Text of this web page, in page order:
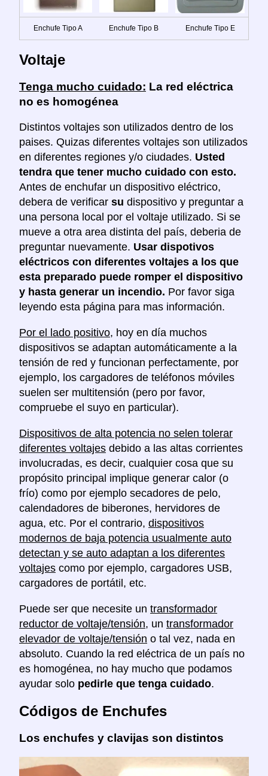
Enchufe Tipo A Enchufe Tipo B Enchufe Tipo E
Voltaje
Tenga mucho cuidado: La red eléctrica
no es homogénea
Distintos voltajes son utilizados dentro de los
paises. Quizas diferentes voltajes son utilizados
en diferentes regiones y/o ciudades. Usted
tendra que tener mucho cuidado con esto.
Antes de enchufar un dispositivo eléctrico,
debera de verificar su dispositivo y preguntar a
una persona local por el voltaje utilizado. Si se
mueve a otra area distinta del país, deberia de
preguntar nuevamente. Usar dispotivos
eléctricos con diferentes voltajes a los que
esta preparado puede romper el dispositivo
y hasta generar un incendio. Por favor siga
leyendo esta página para mas información.
Por el lado positivo, hoy en día muchos
dispositivos se adaptan automáticamente a la
tensión de red y funcionan perfectamente, por
ejemplo, los cargadores de teléfonos móviles
suelen ser multitensión (pero por favor,
compruebe el suyo en particular).
Dispositivos de alta potencia no selen tolerar
diferentes voltajes debido a las altas corrientes
involucradas, es decir, cualquier cosa que su
propósito principal implique generar calor (o
frío) como por ejemplo secadores de pelo,
calendadores de biberones, hervidores de
agua, etc. Por el contrario, dispositivos
modernos de baja potencia usualmente auto
detectan y se auto adaptan a los diferentes
voltajes como por ejemplo, cargadores USB,
cargadores de portátil, etc.
Puede ser que necesite un transformador
reductor de voltaje/tensión, un transformador
elevador de voltaje/tensión o tal vez, nada en
absoluto. Cuando la red eléctrica de un país no
es homogénea, no hay mucho que podamos
ayudar solo pedirle que tenga cuidado.
Códigos de Enchufes
Los enchufes y clavijas son distintos